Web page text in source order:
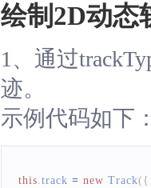
绘制2D动态
1、通过
迹。
示例代码如下
this track = new Track( {